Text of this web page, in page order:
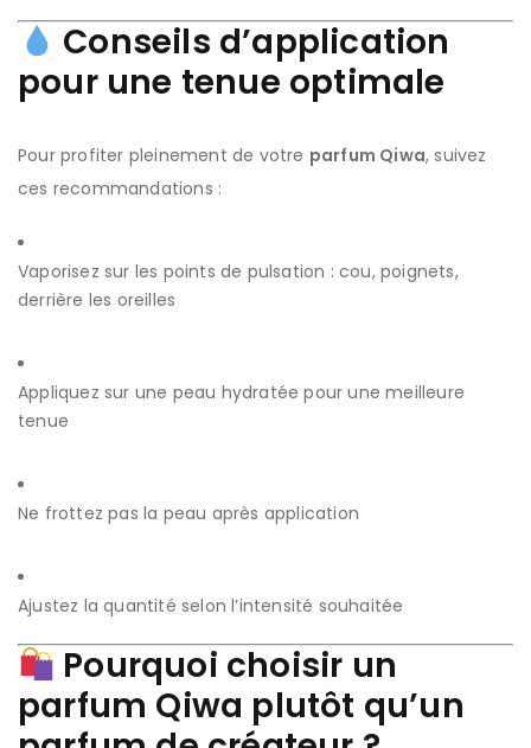
Conseils d’application
pour une tenue optimale
Pour profiter pleinement de votre parfum Qiwa, suivez
ces recommandations :
Vaporisez sur les points de pulsation : cou, poignets,
derrière les oreilles
Appliquez sur une peau hydratée pour une meilleure
tenue
Ne frottez pas la peau après application
Ajustez la quantité selon l’intensité souhaitée
Pourquoi choisir un
parfum Qiwa plutôt qu’un